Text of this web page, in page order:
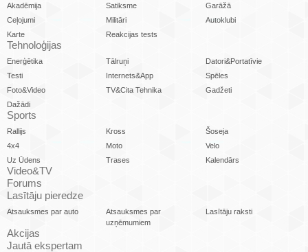
Akadēmija
Satiksme
Garāžā
Ceļojumi
Militāri
Autoklubi
Karte
Reakcijas tests
Tehnoloģijas
Enerģētika Tālruņi
Datori&Portatīvie
Testi
Internets&App
Spēles
Foto&Video
TV&Cita Tehnika
Gadžeti
Dažādi
Sports
Rallijs Kross
Šoseja
4x4
Moto
Velo
Uz Ūdens
Trases Kalendārs
Video&TV
Forums
Lasītāju pieredze
Atsauksmes par auto
Atsauksmes par
uzņēmumiem
Lasītāju raksti
Akcijas
Jautā ekspertam